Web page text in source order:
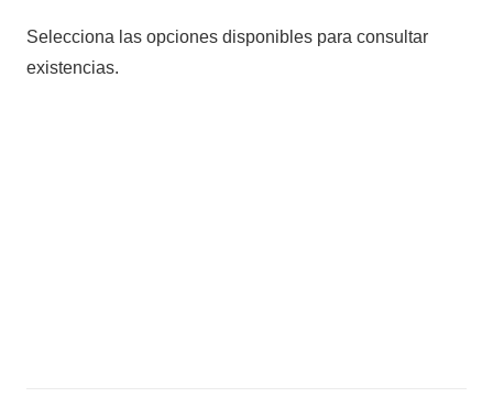
Selecciona las opciones disponibles para consultar
existencias.